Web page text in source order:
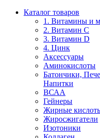
Каталог товаров
1. Витамины и
2. Витамин С
3. Витамин D
4. Цинк
Аксессуары
Аминокислоты
Батончики,
Напитки
ВСАА
Гейнеры
Жирные
Жиросжигатели
Изотоники